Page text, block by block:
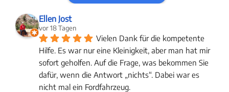
Ellen Jost
vor 18 Tagen
Vielen Dank für die kompetente
Hilfe. Es war nur eine Kleinigkeit, aber man hat mir
sofort geholfen. Auf die Frage, was bekommen Sie
dafür, wenn die Antwort „nichts“. Dabei war es
nicht mal ein Fordfahrzeug.